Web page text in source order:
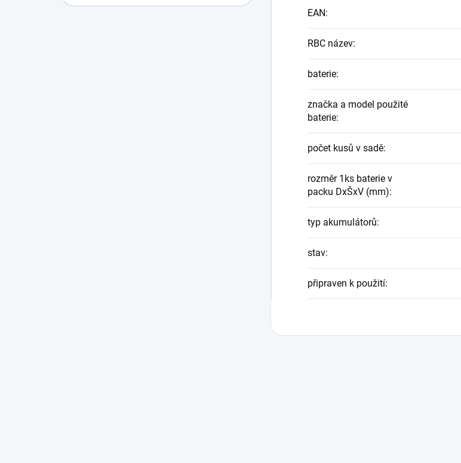
EAN:
RBC název:
baterie:
značka a model použité
baterie:
počet kusů v sadě:
rozměr 1ks baterie v
packu DxŠxV (mm):
typ akumulátorů:
stav:
připraven k použití: